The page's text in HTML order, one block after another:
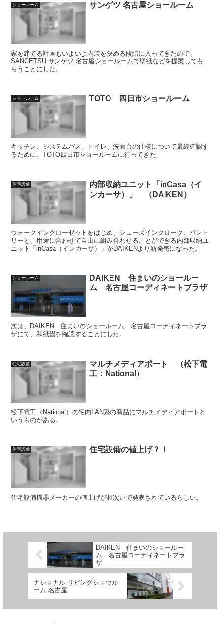
ショールーム サンゲツ 名古屋ショールーム
家を建てる計画もいよいよ内装を決める段階に入ってきたので、
SANGETSU サンゲツ 名古屋ショールームで壁紙などを提案しても
らうことにした。
ショールーム TOTO 四日市ショールーム
キッチン、システムバス、トイレ、洗面台の仕様について最終確認す
るために、TOTO四日市ショールームに行ってきた。
住宅設備
内部収納ユニット「inCasa（イ
ンカーサ）」 （DAIKEN）
ウォークインクローゼットをはじめ、シューズインクローク、パント
リーと、用途に合わせて自由に組み合わせることができる内部収納ユ
ニット「inCasa（インカーサ）」がDAIKENより新発売になった。
ショールーム
DAIKEN 住まいのショールー
ム 名古屋コーディネートプラザ
次は、DAIKEN 住まいのショールーム 名古屋コーディネートプラ
ザにて、和紙畳を確認することにした。
住宅設備
マルチメディアポート （松下電
工：National）
松下電工（National）の宅内LAN系の商品にマルチメディアポートと
いうものがある。
住宅設備 住宅設備の値上げ？！
住宅設備機器メーカーの値上げが相次いで発表されているらしい。
DAIKEN 住まいのショールー
ム 名古屋コーディネートプラ
ザ
ナショナル リビングショウル
ーム 名古屋